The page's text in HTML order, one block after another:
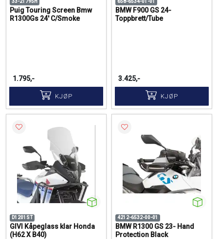
33-21795H
Puig Touring Screen Bmw
R1300Gs 24' C/Smoke
1.795,-
KJØP
658-6534-01-01
BMW F900 GS 24-
Toppbrett/Tube
3.425,-
KJØP
D1201ST
GIVI Kåpeglass klar Honda
(H62 X B40)
4212-6532-00-01
BMW R1300 GS 23- Hand
Protection Black